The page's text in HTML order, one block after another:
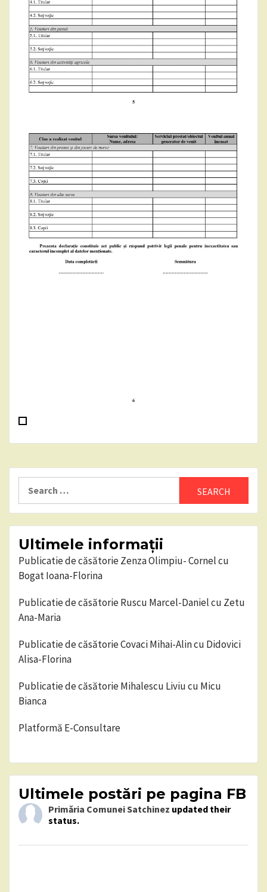
Ultimele informații
Publicatie de căsătorie Zenza Olimpiu- Cornel cu
Bogat Ioana-Florina
Publicatie de căsătorie Ruscu Marcel-Daniel cu Zetu
Ana-Maria
Publicatie de căsătorie Covaci Mihai-Alin cu Didovici
Alisa-Florina
Publicatie de căsătorie Mihalescu Liviu cu Micu
Bianca
Platformă E-Consultare
Ultimele postări pe pagina FB
Primăria Comunei Satchinez updated their
status.